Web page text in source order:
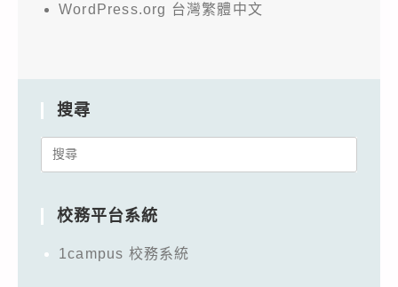
WordPress.org 台灣繁體中文
搜尋
Search
校務平台系統
1campus 校務系統